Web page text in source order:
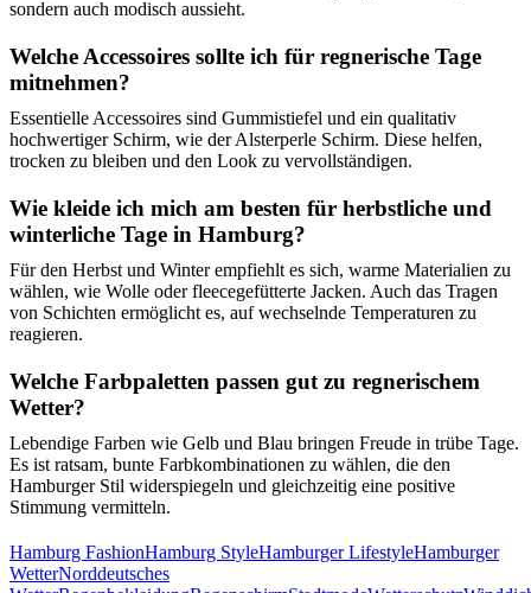
sondern auch modisch aussieht.
Welche Accessoires sollte ich für regnerische Tage
mitnehmen?
Essentielle Accessoires sind Gummistiefel und ein qualitativ
hochwertiger Schirm, wie der Alsterperle Schirm. Diese helfen,
trocken zu bleiben und den Look zu vervollständigen.
Wie kleide ich mich am besten für herbstliche und
winterliche Tage in Hamburg?
Für den Herbst und Winter empfiehlt es sich, warme Materialien zu
wählen, wie Wolle oder fleecegefütterte Jacken. Auch das Tragen
von Schichten ermöglicht es, auf wechselnde Temperaturen zu
reagieren.
Welche Farbpaletten passen gut zu regnerischem
Wetter?
Lebendige Farben wie Gelb und Blau bringen Freude in trübe Tage.
Es ist ratsam, bunte Farbkombinationen zu wählen, die den
Hamburger Stil widerspiegeln und gleichzeitig eine positive
Stimmung vermitteln.
Hamburg FashionHamburg StyleHamburger LifestyleHamburger
WetterNorddeutsches